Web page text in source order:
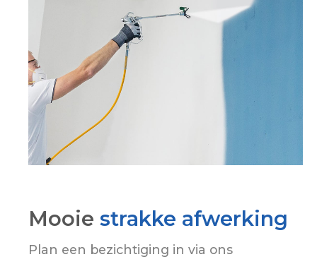
Mooie strakke afwerking
Plan een bezichtiging in via ons